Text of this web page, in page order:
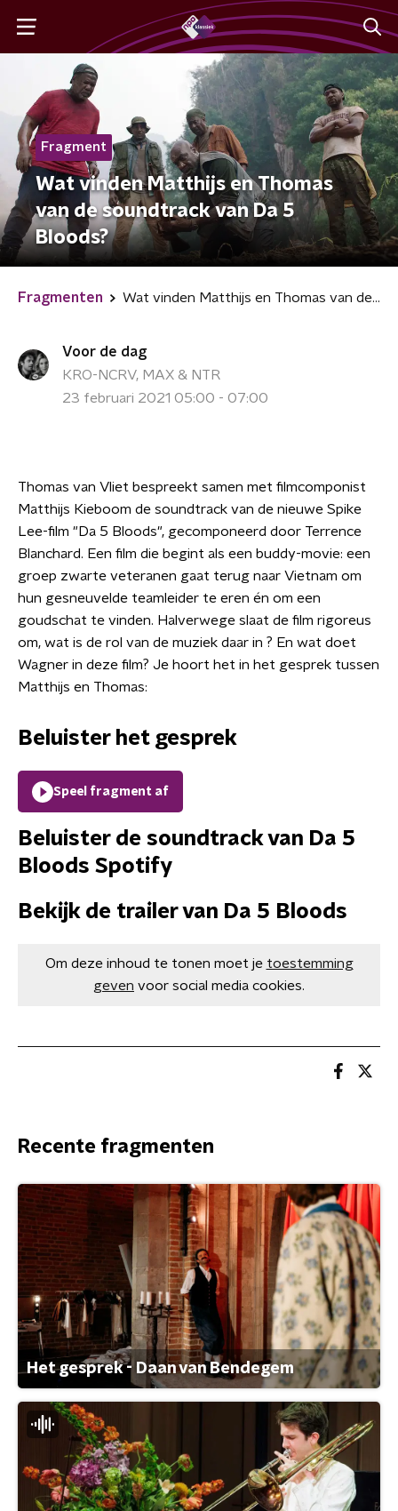
Fragment
Wat vinden Matthijs en Thomas
van de soundtrack van Da 5
Bloods?
Fragmenten Wat vinden Matthijs en Thomas van de soundtrack van Da 5 Bloods?
Voor de dag
KRO-NCRV, MAX & NTR
23 februari 2021 05:00 - 07:00
Thomas van Vliet bespreekt samen met filmcomponist
Matthijs Kieboom de soundtrack van de nieuwe Spike
Lee-film "Da 5 Bloods", gecomponeerd door Terrence
Blanchard. Een film die begint als een buddy-movie: een
groep zwarte veteranen gaat terug naar Vietnam om
hun gesneuvelde teamleider te eren én om een
goudschat te vinden. Halverwege slaat de film rigoreus
om, wat is de rol van de muziek daar in ? En wat doet
Wagner in deze film? Je hoort het in het gesprek tussen
Matthijs en Thomas:
Beluister het gesprek
Speel fragment af
Beluister de soundtrack van Da 5
Bloods Spotify
Bekijk de trailer van Da 5 Bloods
Om deze inhoud te tonen moet je toestemming
geven voor social media cookies.
Recente fragmenten
Het gesprek - Daan van Bendegem